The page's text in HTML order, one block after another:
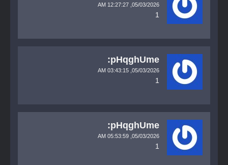
05/03/2026,
12:27:27 AM
1
pHqghUme:
05/03/2026,
03:43:15 AM
1
pHqghUme:
05/03/2026,
05:53:59 AM
1